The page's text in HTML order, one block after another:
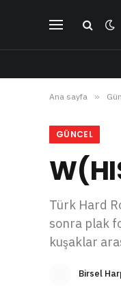
Ana sayfa »
GÜNCEL
Türk Hard
sonra plak
kuşaklar
Birsel